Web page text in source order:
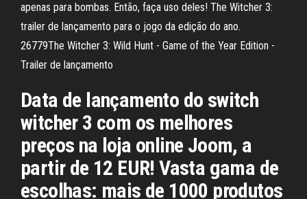
apenas para bombas. Então, faça uso deles! The Witcher 3:
trailer de lançamento para o jogo da edição do ano.
26779The Witcher 3: Wild Hunt - Game of the Year Edition -
Trailer de lançamento
Data de lançamento do switch
witcher 3 com os melhores
preços na loja online Joom, a
partir de 12 EUR! Vasta gama de
escolhas: mais de 1000 produtos